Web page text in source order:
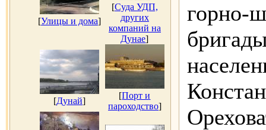
[Улицы и дома]
[Суда УДП,
других
компаний на
Дунае]
[Дунай]
[Порт и
пароходство]
горно-